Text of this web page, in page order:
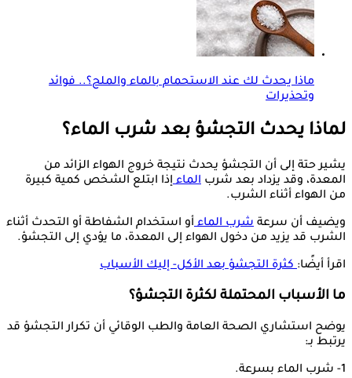
ماذا يحدث لك عند الاستحمام بالماء والملح؟.. فوائد
وتحذيرات
لماذا يحدث التجشؤ بعد شرب الماء؟
يشير حتة إلى أن التجشؤ يحدث نتيجة خروج الهواء الزائد من
المعدة، وقد يزداد بعد شرب الماءإذا ابتلع الشخص كمية كبيرة
من الهواء أثناء الشرب.
ويضيف أن سرعة شرب الماءأو استخدام الشفاطة أو التحدث أثناء
الشرب قد يزيد من دخول الهواء إلى المعدة، ما يؤدي إلى التجشؤ.
اقرأ أيضًا:كثرة التجشؤ بعد الأكل- إليك الأسباب
ما الأسباب المحتملة لكثرة التجشؤ؟
يوضح استشاري الصحة العامة والطب الوقائي أن تكرار التجشؤ قد
يرتبط بـ:
1- شرب الماء بسرعة.